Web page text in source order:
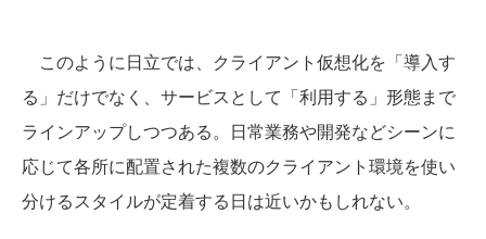
このように日立では、クライアント仮想化を「導入す
る」だけでなく、サービスとして「利用する」形態まで
ラインアップしつつある。日常業務や開発などシーンに
応じて各所に配置された複数のクライアント環境を使い
分けるスタイルが定着する日は近いかもしれない。